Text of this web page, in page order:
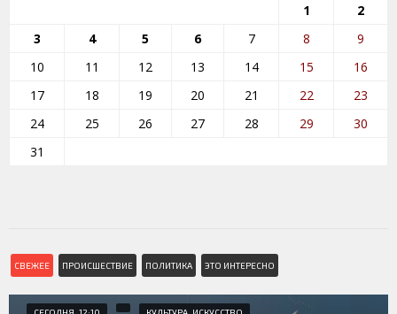
1
2
3
4 5 6 7 8
9
10
11 12 13 14 15
16
17
18 19 20 21 22
23
24
25 26 27 28 29
30
31
СВЕЖЕЕ ПРОИСШЕСТВИЕ ПОЛИТИКА ЭТО ИНТЕРЕСНО